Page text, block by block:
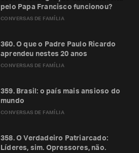
CONVERSAS DE FAMÍLIA
pelo Papa Francisco funcionou?
CONVERSAS DE FAMÍLIA
360. O que o Padre Paulo Ricardo
aprendeu nestes 20 anos
CONVERSAS DE FAMÍLIA
359. Brasil: o país mais ansioso do
mundo
358. O Verdadeiro Patriarcado:
Líderes, sim. Opressores, não.